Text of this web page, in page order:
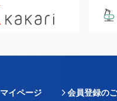
マイページ 会員登録の